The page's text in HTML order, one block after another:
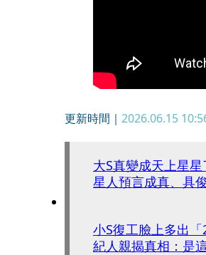
更新時間｜ 2026.06.15
大S真變成天上星
星人預言成真、具
小S復工臉上多出
紀人親揭真相：是